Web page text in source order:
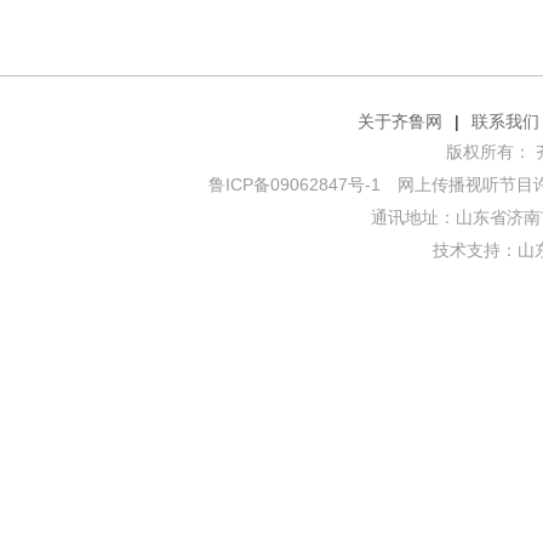
关于齐鲁网 |
联系我们
版权所有：
鲁ICP备09062847号-1
网上传播视听节目
通讯地址：山东省济
技术支持： 山